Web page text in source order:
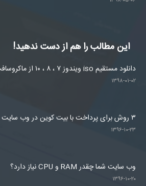
این مطالب را هم از دست ندهید!
دانلود مستقیم iso ویندوز ۷ ، ۸ ، ۱۰ از ماکروسافت
۱۳۹۸-۰۱-۰۲
۳ روش برای پرداخت با بیت کوین در وب سایت شما
۱۳۹۶-۱۰-۲۳
وب سایت شما چقدر RAM و CPU نیاز دارد؟
۱۳۹۶-۱۰-۲۰